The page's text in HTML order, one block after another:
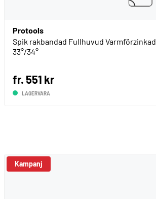
Protools
Spik rakbandad Fullhuvud Varmförzinkad
33°/34°
fr. 551 kr
LAGERVARA
Kampanj